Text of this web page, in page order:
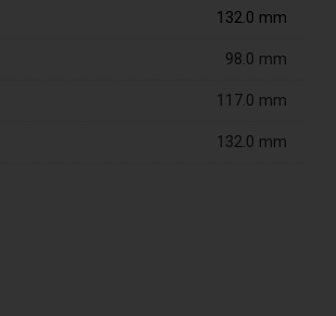
132.0 mm
98.0 mm
117.0 mm
132.0 mm